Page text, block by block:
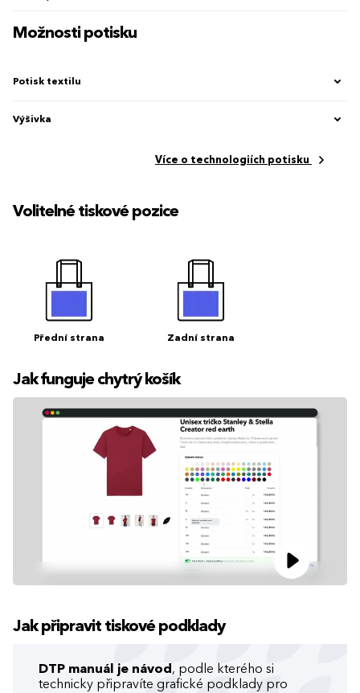
Možnosti potisku
Potisk textilu
Výšivka
Více o technologiích potisku
Volitelné tiskové pozice
Přední strana Zadní strana
Jak funguje chytrý košík
Jak připravit tiskové podklady
DTP manuál je návod , podle kterého si
technicky připravíte grafické podklady pro